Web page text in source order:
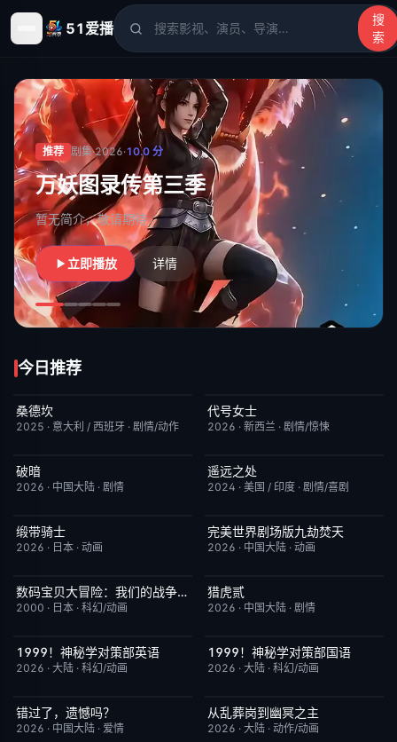
51爱播
搜
索
51爱播- 电影、电视剧、动漫、综艺、短剧高清在线观看
推荐 剧集·2026·10.0 分
万妖图录传第三季
暂无简介，敬请期待
立即播放 详情
今日推荐
完结
桑德坎
2025 · 意大利 / 西班牙 · 剧情/动作
完结
代号女士
2026 · 新西兰 · 剧情/惊悚
今日更新
破暗
2026 · 中国大陆 · 剧情
今日更新
遥远之处
2024 · 美国 / 印度 · 剧情/喜剧
HD中字
缎带骑士
2026 · 日本 · 动画
今日更新
完美世界剧场版九劫焚天
2026 · 中国大陆 · 动画
今日更新 8.9数码宝贝大冒险：我们的战争游戏！
2000 · 日本 · 科幻/动画
今日更新
猎虎贰
2026 · 中国大陆 · 剧情
更新至第3集 10.0
1999！神秘学对策部英语
2026 · 大陆 · 科幻/动画
更新至第3集
1999！神秘学对策部国语
2026 · 大陆 · 科幻/动画
HD国语
错过了，遗憾吗？
2026 · 中国大陆 · 爱情
更新至第13集
从乱葬岗到幽冥之主
2026 · 大陆 · 动作/动画